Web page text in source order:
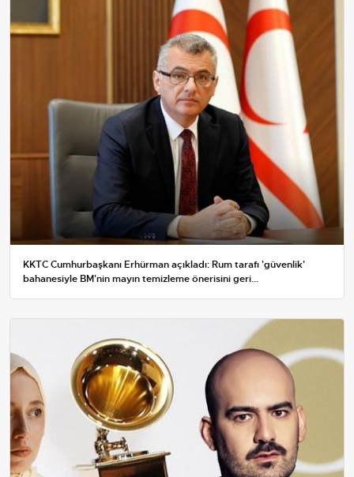
KKTC Cumhurbaşkanı Erhürman açıkladı: Rum tarafı 'güvenlik'
bahanesiyle BM'nin mayın temizleme önerisini geri...